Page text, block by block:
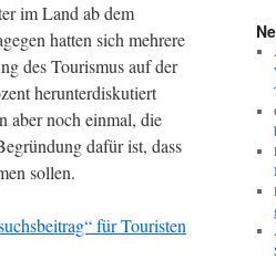
im Land ab dem
hatten sich mehrere
des Tourismus auf der
herunterdiskutiert
aber noch einmal, die
dafür ist, dass
sollen.
für Touristen